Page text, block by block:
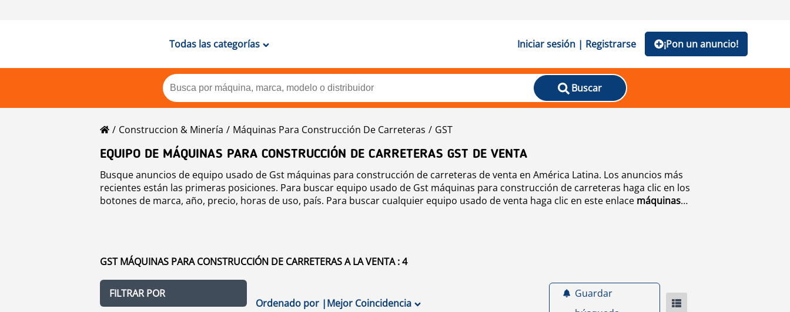
Todas las categorías Iniciar sesión | Registrarse ¡Pon un anuncio!
Buscar
Construccion & Minería Máquinas Para Construcción De Carreteras
GST
EQUIPO DE MÁQUINAS PARA CONSTRUCCIÓN DE CARRETERAS GST DE VENTA
Busque anuncios de equipo usado de Gst máquinas para construcción de carreteras de venta en América Latina. Los anuncios más
recientes están las primeras posiciones. Para buscar equipo usado de Gst máquinas para construcción de carreteras haga clic en los
botones de marca, año, precio, horas de uso, país. Para buscar cualquier equipo usado de venta haga clic en este enlace máquinas
GST MÁQUINAS PARA CONSTRUCCIÓN DE CARRETERAS A LA VENTA : 4
FILTRAR POR
Ordenado por |Mejor Coincidencia
Guardar